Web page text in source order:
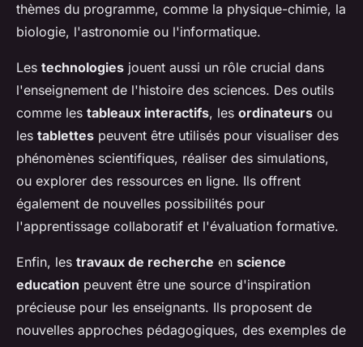
thèmes du programme, comme la physique-chimie, la
biologie, l'astronomie ou l'informatique.
Les technologies jouent aussi un rôle crucial dans
l'enseignement de l'histoire des sciences. Des outils
comme les tableaux interactifs, les ordinateurs ou
les tablettes peuvent être utilisés pour visualiser des
phénomènes scientifiques, réaliser des simulations,
ou explorer des ressources en ligne. Ils offrent
également de nouvelles possibilités pour
l'apprentissage collaboratif et l'évaluation formative.
Enfin, les travaux de recherche en science
education peuvent être une source d'inspiration
précieuse pour les enseignants. Ils proposent de
nouvelles approches pédagogiques, des exemples de